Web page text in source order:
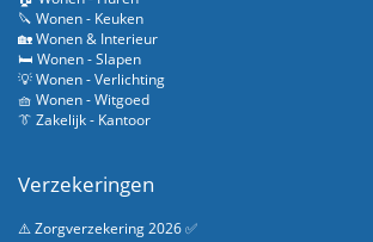
🔪 Wonen - Keuken
🏡 Wonen & Interieur
🛏️ Wonen - Slapen
💡 Wonen - Verlichting
🧺 Wonen - Witgoed
👔 Zakelijk - Kantoor
Verzekeringen
⚠️ Zorgverzekering 2026 ✅